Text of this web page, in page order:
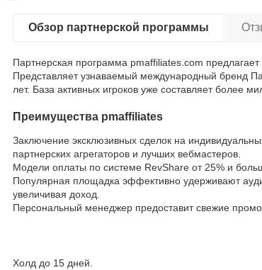
Обзор партнерской программы
Партнерская программа pmaffiliates.com
Представляет узнаваемый международный бренд
лет. База активных игроков уже составляет более
Преимущества pmaffiliates
Заключение эксклюзивных сделок на
партнерских агрегаторов и лучших вебмастеров.
Модели оплаты по системе RevShare от 25% и
Популярная площадка эффективно удерживают
увеличивая доход.
Персональный менеджер предоставит свежие
Холд до 15 дней.